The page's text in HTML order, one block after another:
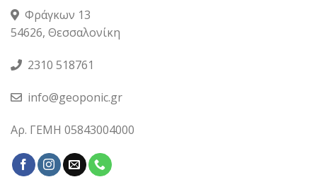
Φράγκων 13
54626, Θεσσαλονίκη
2310 518761
info@geoponic.gr
Αρ. ΓΕΜΗ 05843004000